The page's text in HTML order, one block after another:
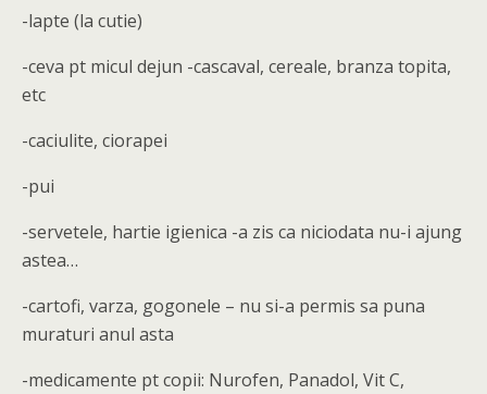
-lapte (la cutie)
-ceva pt micul dejun -cascaval, cereale, branza topita,
etc
-caciulite, ciorapei
-pui
-servetele, hartie igienica -a zis ca niciodata nu-i ajung
astea…
-cartofi, varza, gogonele – nu si-a permis sa puna
muraturi anul asta
-medicamente pt copii: Nurofen, Panadol, Vit C,